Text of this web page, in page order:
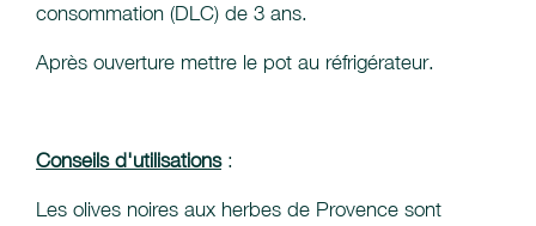
consommation (DLC) de 3 ans.
Après ouverture mettre le pot au réfrigérateur.
Conseils d'utilisations:
Les olives noires aux herbes de Provence sont